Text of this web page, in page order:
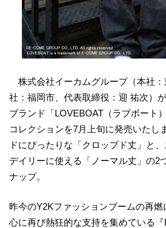
株式会社イーカムグループ（本社
社：福岡市、代表取締役：迎 祐次）
ブランド「LOVEBOAT（ラブボート
コレクションを7月上旬に発売いたし
ドにぴったりな「クロップド丈」と
デイリーに使える「ノーマル丈」の2
ナップ。
昨今のY2Kファッションブームの再
心に再び熱狂的な支持を集めている